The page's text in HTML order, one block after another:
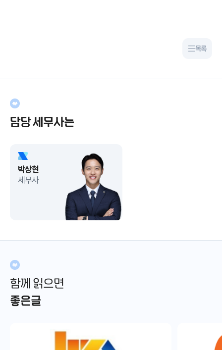
목록
담당 세무사는
박상현
세무사
함께 읽으면
좋은글